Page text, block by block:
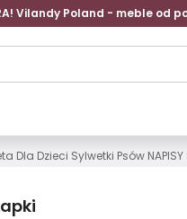
Vilandy Poland - meble od
Dla Dzieci Sylwetki Psów